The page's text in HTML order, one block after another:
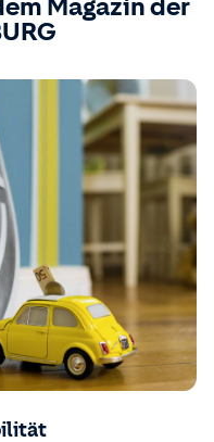
Magazin der